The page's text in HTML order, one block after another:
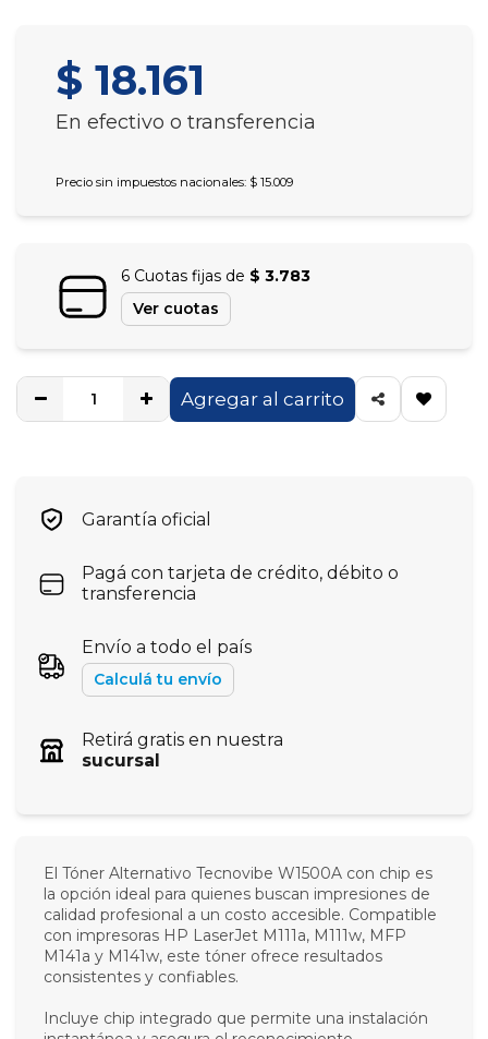
$ 18.161
En efectivo o transferencia
Precio sin impuestos nacionales: $ 15.009
6 Cuotas fijas de $ 3.783
Ver cuotas
Agregar al carrito
Garantía oficial
Pagá con tarjeta de crédito, débito o
transferencia
Envío a todo el país
Calculá tu envío
Retirá gratis en nuestra
sucursal
El Tóner Alternativo Tecnovibe W1500A con chip es
la opción ideal para quienes buscan impresiones de
calidad profesional a un costo accesible. Compatible
con impresoras HP LaserJet M111a, M111w, MFP
M141a y M141w, este tóner ofrece resultados
consistentes y confiables.
Incluye chip integrado que permite una instalación